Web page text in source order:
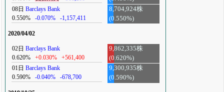
08日 Barclays Bank
0.550%
-0.070% -1,157,411
8,704,924株
(0.550%)
2020/04/02
02日 Barclays Bank
0.620%
+0.030% +561,400
9,862,335株
(0.620%)
01日 Barclays Bank
0.590%
-0.040% -678,700
9,300,935株
(0.590%)